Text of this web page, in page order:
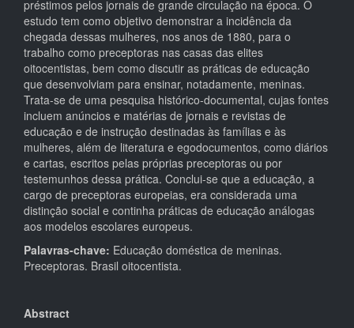
préstimos pelos jornais de grande circulação na época. O
estudo tem como objetivo demonstrar a incidência da
chegada dessas mulheres, nos anos de 1880, para o
trabalho como preceptoras nas casas das elites
oitocentistas, bem como discutir as práticas de educação
que desenvolviam para ensinar, notadamente, meninas.
Trata-se de uma pesquisa histórico-documental, cujas fontes
incluem anúncios e matérias de jornais e revistas de
educação e de instrução destinadas às famílias e às
mulheres, além de literatura e egodocumentos, como diários
e cartas, escritos pelas próprias preceptoras ou por
testemunhos dessa prática. Conclui-se que a educação, a
cargo de preceptoras europeias, era considerada uma
distinção social e continha práticas de educação análogas
aos modelos escolares europeus.
Palavras-chave: Educação doméstica de meninas.
Preceptoras. Brasil oitocentista.
Abstract